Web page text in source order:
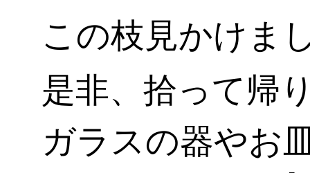
この枝見かけま
是非、拾って帰
ガラスの器やお